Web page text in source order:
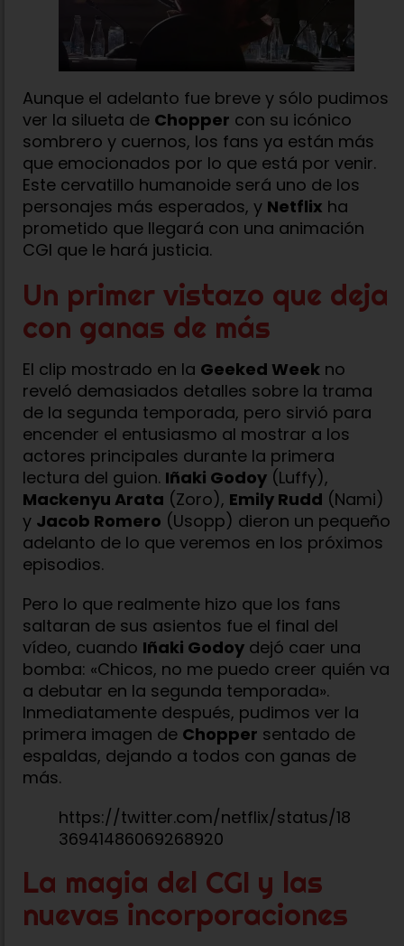
Aunque el adelanto fue breve y sólo pudimos
ver la silueta de Chopper con su icónico
sombrero y cuernos, los fans ya están más
que emocionados por lo que está por venir.
Este cervatillo humanoide será uno de los
personajes más esperados, y Netflix ha
prometido que llegará con una animación
CGI que le hará justicia.
Un primer vistazo que deja
con ganas de más
El clip mostrado en la Geeked Week no
reveló demasiados detalles sobre la trama
de la segunda temporada, pero sirvió para
encender el entusiasmo al mostrar a los
actores principales durante la primera
lectura del guion. Iñaki Godoy (Luffy),
Mackenyu Arata (Zoro), Emily Rudd (Nami)
y Jacob Romero (Usopp) dieron un pequeño
adelanto de lo que veremos en los próximos
episodios.
Pero lo que realmente hizo que los fans
saltaran de sus asientos fue el final del
vídeo, cuando Iñaki Godoy dejó caer una
bomba: «Chicos, no me puedo creer quién va
a debutar en la segunda temporada».
Inmediatamente después, pudimos ver la
primera imagen de Chopper sentado de
espaldas, dejando a todos con ganas de
más.
https://twitter.com/netflix/status/18
36941486069268920
La magia del CGI y las
nuevas incorporaciones